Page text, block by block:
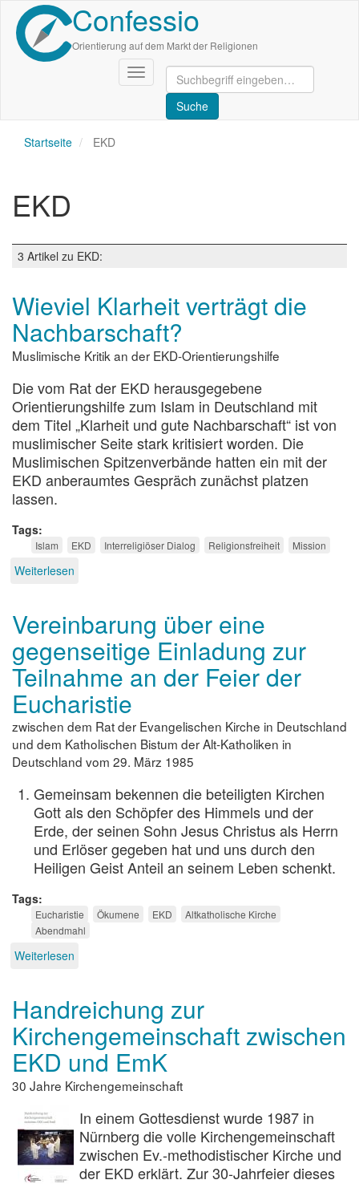
Direkt
zum
Inhalt
Confessio
Orientierung auf dem Markt der Religionen
Navigation
aktivieren/deaktivieren
Startseite EKD
EKD
3 Artikel zu EKD:
Wieviel Klarheit verträgt die
Nachbarschaft?
Muslimische Kritik an der EKD-Orientierungshilfe
Die vom Rat der EKD herausgegebene
Orientierungshilfe zum Islam in Deutschland mit
dem Titel „Klarheit und gute Nachbarschaft“ ist von
muslimischer Seite stark kritisiert worden. Die
Muslimischen Spitzenverbände hatten ein mit der
EKD anberaumtes Gespräch zunächst platzen
lassen.
Tags
Islam EKD Interreligiöser Dialog Religionsfreiheit Mission
Weiterlesen
verträgt
die
Nachbarschaft?
Vereinbarung über eine
gegenseitige Einladung zur
Teilnahme an der Feier der
Eucharistie
zwischen dem Rat der Evangelischen Kirche in Deutschland
und dem Katholischen Bistum der Alt-Katholiken in
Deutschland vom 29. März 1985
Gemeinsam bekennen die beteiligten Kirchen
Gott als den Schöpfer des Himmels und der
Erde, der seinen Sohn Jesus Christus als Herrn
und Erlöser gegeben hat und uns durch den
Heiligen Geist Anteil an seinem Leben schenkt.
Tags
Eucharistie Ökumene EKD
Altkatholische Kirche
Abendmahl
Weiterlesen
eine
gegenseitige
Einladung
zur
Teilnahme
an
der
der
Eucharistie
Handreichung zur
Kirchengemeinschaft zwischen
EKD und EmK
30 Jahre Kirchengemeinschaft
In einem Gottesdienst wurde 1987 in
Nürnberg die volle Kirchengemeinschaft
zwischen Ev.-methodistischer Kirche und
der EKD erklärt. Zur 30-Jahrfeier dieses